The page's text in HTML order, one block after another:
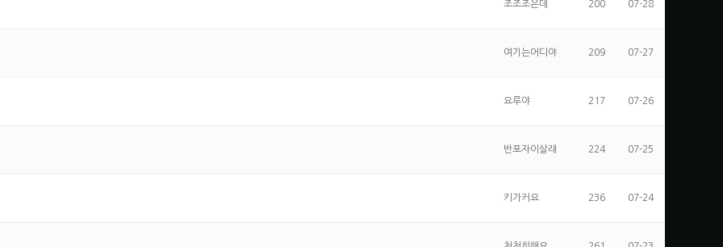
조조조은데 200 07-28
여기는어디야 209 07-27
요루야 217 07-26
반포자이살래 224 07-25
키가커요 236 07-24